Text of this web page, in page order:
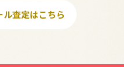
ル査定はこちら